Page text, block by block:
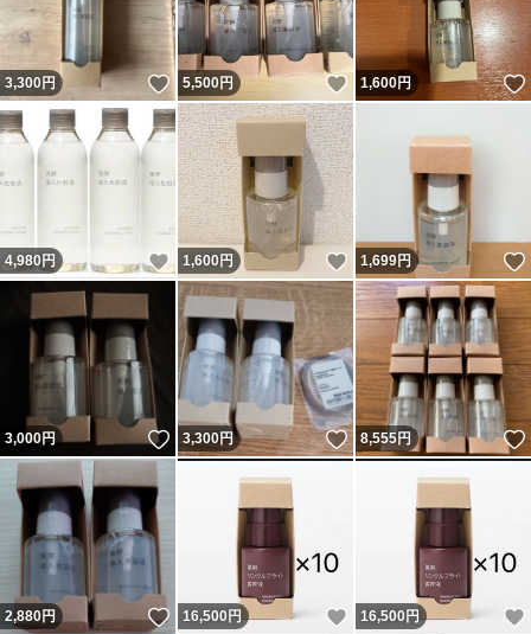
3,300円 いいね！
5,500円 いいね！
1,600円
4,980円 いいね！
1,600円 いいね！
1,699円
3,000円 いいね！
3,300円 いいね！
8,555円
2,880円 いいね！
16,500 円 いいね！
16,500 円